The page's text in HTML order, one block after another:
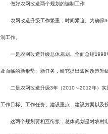
做好农网改造两个规划的编制工作
农网改造升级工作繁重，时间紧迫。为确保3
制工作。
一是农网改造升级总体规划。全面总结1998
及面临的新形势、新任务，研究提出农网改造升
二是农网改造升级3年（2010～2012年）实
工作目标、工作任务、建设重点、建设方案以及
这两个规划要相互衔接，总体规划是对农村电